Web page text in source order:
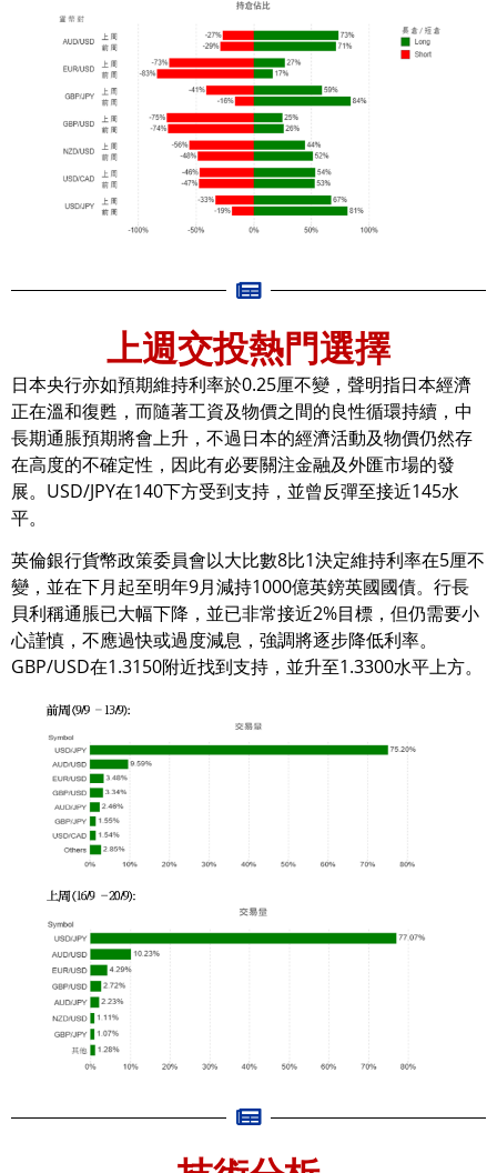
上週交投熱門選擇
日本央行亦如預期維持利率於0.25厘不變，聲明指日本經濟
正在溫和復甦，而隨著工資及物價之間的良性循環持續，中
長期通脹預期將會上升，不過日本的經濟活動及物價仍然存
在高度的不確定性，因此有必要關注金融及外匯市場的發
展。USD/JPY在140下方受到支持，並曾反彈至接近145水
平。
英倫銀行貨幣政策委員會以大比數8比1決定維持利率在5厘不
變，並在下月起至明年9月減持1000億英鎊英國國債。行長
貝利稱通脹已大幅下降，並已非常接近2%目標，但仍需要小
心謹慎，不應過快或過度減息，強調將逐步降低利率。
GBP/USD在1.3150附近找到支持，並升至1.3300水平上方。